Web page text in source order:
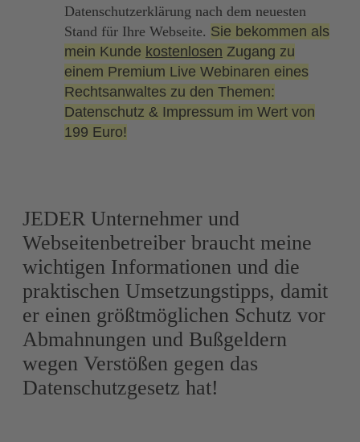
Datenschutzerklärung nach dem neuesten
Stand für Ihre Webseite. Sie bekommen als
mein Kunde kostenlosen Zugang zu
einem Premium Live Webinaren eines
Rechtsanwaltes zu den Themen:
Datenschutz & Impressum im Wert von
199 Euro!
JEDER Unternehmer und
Webseitenbetreiber braucht meine
wichtigen Informationen und die
praktischen Umsetzungstipps, damit
er einen größtmöglichen Schutz vor
Abmahnungen und Bußgeldern
wegen Verstößen gegen das
Datenschutzgesetz hat!